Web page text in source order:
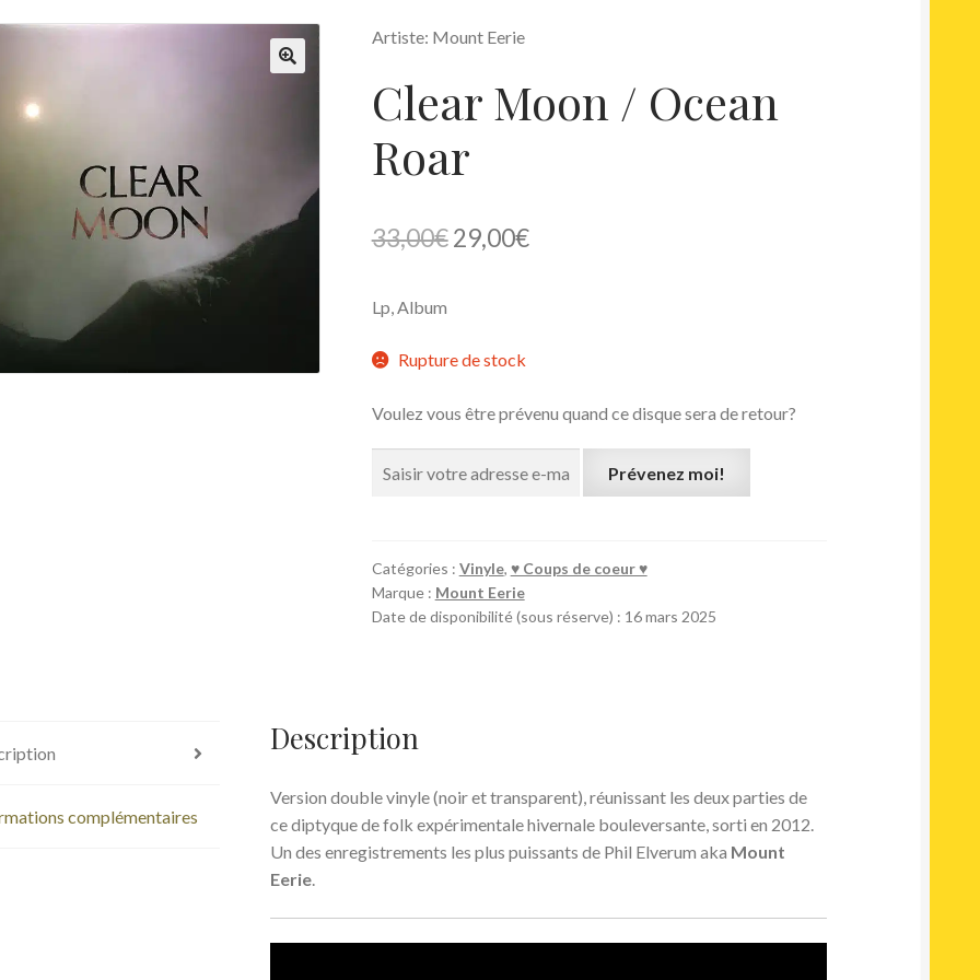
Artiste: Mount Eerie
Clear Moon / Ocean
Roar
33,00€Le
était :
29,00€Le
Lp, Album
Rupture de stock
Voulez vous être prévenu quand ce disque sera de retour?
Prévenez moi!
Catégories : Vinyle, ♥︎ Coups de coeur ♥︎
Marque : Mount Eerie
Date de disponibilité (sous réserve) : 16 mars 2025
complémentaires
Description
Version double vinyle (noir et transparent), réunissant les deux parties de
ce diptyque de folk expérimentale hivernale bouleversante, sorti en 2012.
Un des enregistrements les plus puissants de Phil Elverum aka Mount
Eerie.